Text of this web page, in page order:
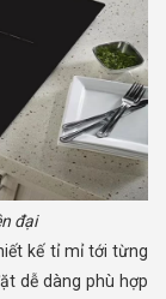
đại
dễ dàng phù hợp